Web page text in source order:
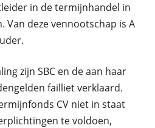
in de termijnhandel in
Van deze vennootschap is A
zijn SBC en de aan haar
failliet verklaard.
CV niet in staat
te voldoen,